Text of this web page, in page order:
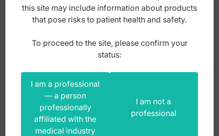
Kocher intestinal clamp curved 180mm
Index: 31-087-18
190,00zł
this site may include information about products
that pose risks to patient health and safety.
To proceed to the site, please confirm your
status:
I am a professional
— a person
professionally
affiliated with the
medical industry
I am not a
professional